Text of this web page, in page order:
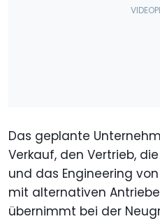
Das geplante
Verkauf, den Vertrieb,
und das Engineering
mit alternativen
übernimmt bei der